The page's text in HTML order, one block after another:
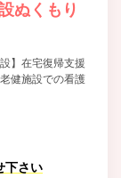
ぬくもり
】在宅復帰支援
健施設での看護
下さい